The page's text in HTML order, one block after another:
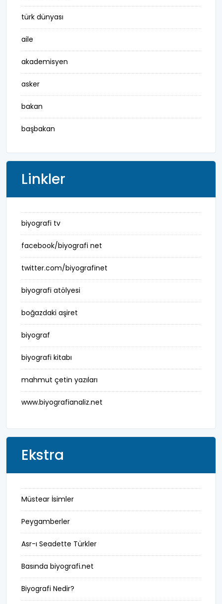
türk dünyası
aile
akademisyen
asker
bakan
başbakan
belediye başkanı
besteci
buluş
bürokrat
büyükelçi
cumhurbaşkanı
denizci
din adamı
doktor
fotoğrafçı
futbol
fıkra kahramanı
halk bilgesi
halk kültürü
hat-geleneksel sanatlar
hukukçu
ilkler
ingilizce biyografi
Linkler
biyografi tv
facebook/biyografi net
twitter.com/biyografinet
biyografi atölyesi
boğazdaki aşiret
biyograf
biyografi kitabı
mahmut çetin yazıları
www.biyografianaliz.net
Ekstra
Müstear İsimler
Peygamberler
Asr-ı Seadette Türkler
Basında biyografi.net
Biyografi Nedir?